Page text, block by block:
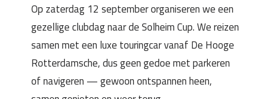
Op zaterdag 12 september organiseren we een
gezellige clubdag naar de Solheim Cup. We reizen
samen met een luxe touringcar vanaf De Hooge
Rotterdamsche, dus geen gedoe met parkeren
of navigeren — gewoon ontspannen heen,